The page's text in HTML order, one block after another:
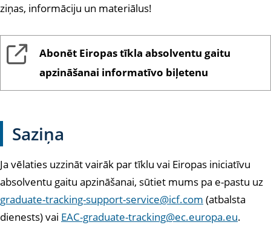
ziņas, informāciju un materiālus!
Abonēt Eiropas tīkla absolventu gaitu
apzināšanai informatīvo biļetenu
Saziņa
Ja vēlaties uzzināt vairāk par tīklu vai Eiropas iniciatīvu
absolventu gaitu apzināšanai, sūtiet mums pa e-pastu uz
graduate-tracking-support-service@icf.com (atbalsta
dienests) vai EAC-graduate-tracking@ec.europa.eu.